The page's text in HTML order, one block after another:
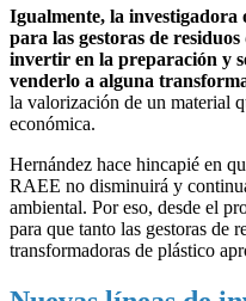
Igualmente, la investigadora
para las gestoras de
invertir en la preparación y
venderlo a alguna
la valorización de un material
económica.
Hernández hace hincapié en
RAEE no disminuirá y
ambiental. Por eso, desde el
para que tanto las gestoras de
transformadoras de plástico